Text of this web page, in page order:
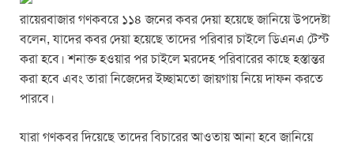
রায়েরবাজার গণকবরে ১১৪ জনের কবর দেয়া হয়েছে জানিয়ে উপদেষ্টা
বলেন, যাদের কবর দেয়া হয়েছে তাদের পরিবার চাইলে ডিএনএ টেস্ট
করা হবে। শনাক্ত হওয়ার পর চাইলে মরদেহ পরিবারের কাছে হস্তান্তর
করা হবে এবং তারা নিজেদের ইচ্ছামতো জায়গায় নিয়ে দাফন করতে
পারবে।
যারা গণকবর দিয়েছে তাদের বিচারের আওতায় আনা হবে জানিয়ে